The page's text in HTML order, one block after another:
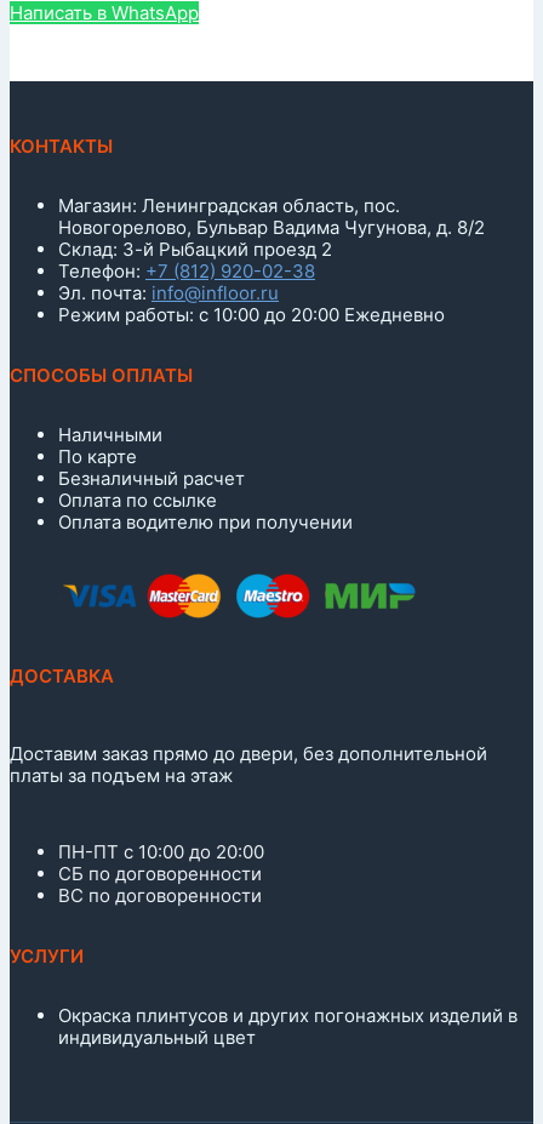
Написать в WhatsApp
КОНТАКТЫ
Магазин: Ленинградская область, пос.
Новогорелово, Бульвар Вадима Чугунова, д. 8/2
Склад: 3-й Рыбацкий проезд 2
Телефон: +7 (812) 920-02-38
Эл. почта: info@infloor.ru
Режим работы: с 10:00 до 20:00 Ежедневно
СПОСОБЫ ОПЛАТЫ
Наличными
По карте
Безналичный расчет
Оплата по ссылке
Оплата водителю при получении
ДОСТАВКА
Доставим заказ прямо до двери, без дополнительной
платы за подъем на этаж
ПН-ПТ с 10:00 до 20:00
СБ по договоренности
ВС по договоренности
УСЛУГИ
Окраска плинтусов и других погонажных изделий в
индивидуальный цвет